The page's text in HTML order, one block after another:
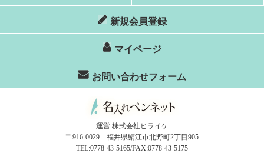
新規会員登録
マイページ
お問い合わせフォーム
運営:株式会社ヒライケ
〒916-0029 福井県鯖江市北野町2丁目905
TEL:0778-43-5165/FAX:0778-43-5175